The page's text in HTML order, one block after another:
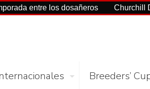
los dosañeros Churchill Downs y
Breeders’